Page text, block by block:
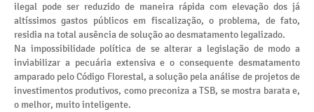
ilegal pode ser reduzido de maneira rápida com elevação dos já
altíssimos gastos públicos em fiscalização, o problema, de fato,
residia na total ausência de solução ao desmatamento legalizado.
Na impossibilidade política de se alterar a legislação de modo a
inviabilizar a pecuária extensiva e o consequente desmatamento
amparado pelo Código Florestal, a solução pela análise de projetos de
investimentos produtivos, como preconiza a TSB, se mostra barata e,
o melhor, muito inteligente.